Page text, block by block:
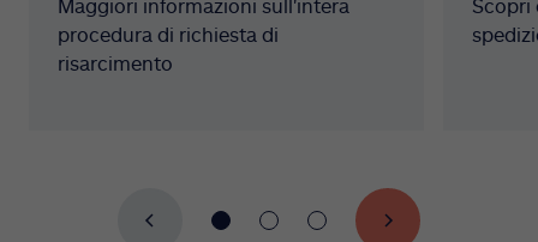
Maggiori informazioni sull'intera
procedura di richiesta di
risarcimento
Scopri